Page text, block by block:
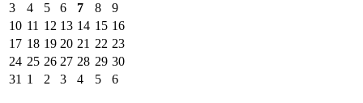
3
4 5 6 7 8
9
10 11 12 13 14 15 16
17 18 19 20 21 22 23
24 25 26 27 28 29 30
31 1 2 3 4 5 6